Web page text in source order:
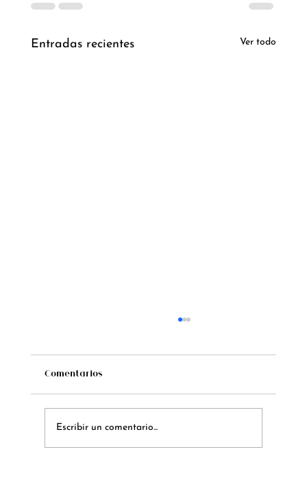
Entradas recientes Ver todo
Te presentamos a Sarah Yates
Comentarios
Escribir un comentario...